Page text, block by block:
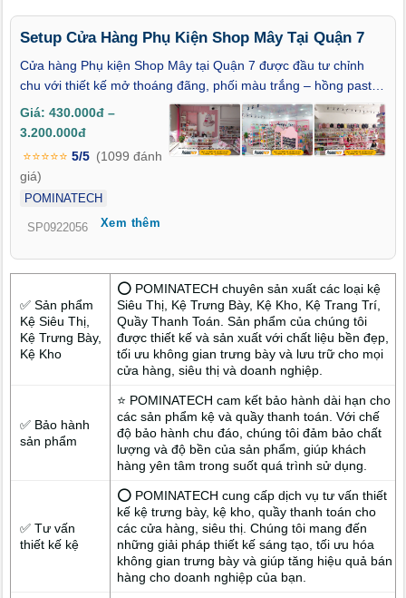
Setup Cửa Hàng Phụ Kiện Shop Mây Tại Quận 7
Cửa hàng Phụ kiện Shop Mây tại Quận 7 được đầu tư chỉnh
chu với thiết kế mở thoáng đãng, phối màu trắng – hồng pastel
nhẹ nhàng, tươi sáng, tạo cảm giác thân thiện và dễ chịu cho
khách hàng đến từ mọi độ tuổi, giới tính....... Bố cục bài trí khoa
học kết hợp các chi tiết trang trí cong mềm, viền bo tròn, hình
đám mây và cầu vồng mang đậm phong cách thiết kế độc đáo ,
tạo nên một không gian vừa ấm áp vừa dễ thương.
Giá: 430.000đ –
3.200.000đ
⭐⭐⭐⭐⭐ 5/5 (1099 đánh
giá)
POMINATECH
SP0922056 Xem thêm
✅ Sản phẩm
Kệ Siêu Thị,
Kệ Trưng Bày,
Kệ Kho
⭕ POMINATECH chuyên sản xuất các loại kệ
Siêu Thị, Kệ Trưng Bày, Kệ Kho, Kệ Trang Trí,
Quầy Thanh Toán. Sản phẩm của chúng tôi
được thiết kế và sản xuất với chất liệu bền đẹp,
tối ưu không gian trưng bày và lưu trữ cho mọi
cửa hàng, siêu thị và doanh nghiệp.
✅ Bảo hành
sản phẩm
⭐ POMINATECH cam kết bảo hành dài hạn cho
các sản phẩm kệ và quầy thanh toán. Với chế
độ bảo hành chu đáo, chúng tôi đảm bảo chất
lượng và độ bền của sản phẩm, giúp khách
hàng yên tâm trong suốt quá trình sử dụng.
✅ Tư vấn
thiết kế kệ
⭕ POMINATECH cung cấp dịch vụ tư vấn thiết
kế kệ trưng bày, kệ kho, quầy thanh toán cho
các cửa hàng, siêu thị. Chúng tôi mang đến
những giải pháp thiết kế sáng tạo, tối ưu hóa
không gian trưng bày và giúp tăng hiệu quả bán
hàng cho doanh nghiệp của bạn.